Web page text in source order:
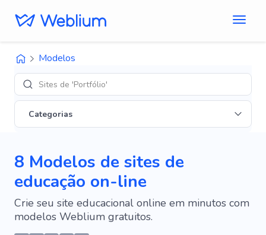
Modelos
Sites de 'Portfólio'
Categorias
8 Modelos de sites de
educação on-line
Crie seu site educacional online em minutos com
modelos Weblium gratuitos.